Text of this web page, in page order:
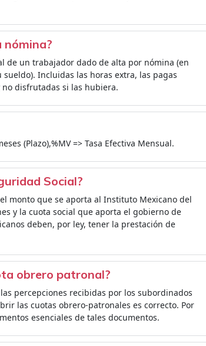
nómina?
de un trabajador dado de alta por nómina (en
Incluidas las horas extra, las pagas
disfrutadas si las hubiera.
(Plazo),%MV => Tasa Efectiva Mensual.
Social?
monto que se aporta al Instituto Mexicano del
y la cuota social que aporta el gobierno de
deben, por ley, tener la prestación de
obrero patronal?
percepciones recibidas por los subordinados
las cuotas obrero-patronales es correcto. Por
esenciales de tales documentos.